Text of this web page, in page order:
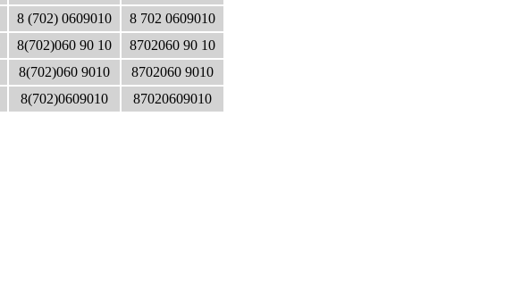
8 (702) 0609010
8 702 0609010
8(702)060 90 10
8702060 90 10
8(702)060 9010
8702060 9010
8(702)0609010 87020609010